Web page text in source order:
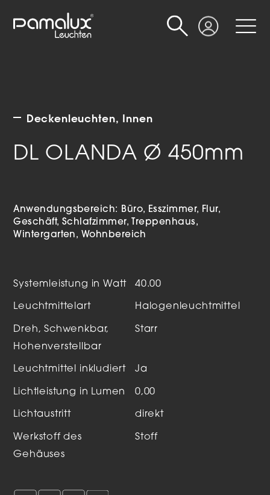
Login
Suche
Deckenleuchten Innen
DL OLANDA Ø 450mm
Anwendungsbereich: Büro Esszimmer
Flur
Geschäft Schlafzimmer
Treppenhaus
Wintergarten
Wohnbereich
Systemleistung in Watt 40.00
Leuchtmittelart Halogenleuchtmittel
Dreh, Schwenkbar,
Hohenverstellbar
Starr
Leuchtmittel inkludiert Ja
Lichtleistung in Lumen 0,00
Lichtaustritt direkt
Werkstoff des
Gehäuses
Stoff